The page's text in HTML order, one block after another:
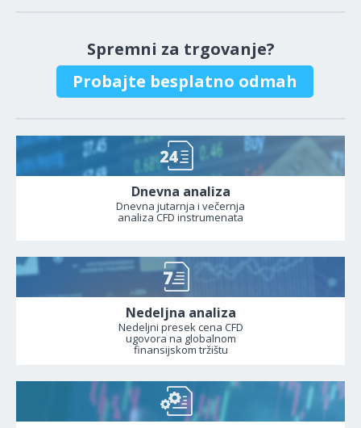
Spremni za trgovanje?
Probajte besplatno odmah
Dnevna analiza
Dnevna jutarnja i večernja
analiza CFD instrumenata
Nedeljna analiza
Nedeljni presek cena CFD
ugovora na globalnom
finansijskom tržištu